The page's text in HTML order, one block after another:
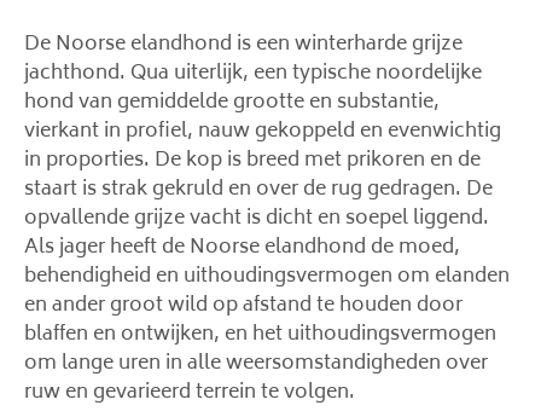
De Noorse elandhond is een winterharde grijze
jachthond. Qua uiterlijk, een typische noordelijke
hond van gemiddelde grootte en substantie,
vierkant in profiel, nauw gekoppeld en evenwichtig
in proporties. De kop is breed met prikoren en de
staart is strak gekruld en over de rug gedragen. De
opvallende grijze vacht is dicht en soepel liggend.
Als jager heeft de Noorse elandhond de moed,
behendigheid en uithoudingsvermogen om elanden
en ander groot wild op afstand te houden door
blaffen en ontwijken, en het uithoudingsvermogen
om lange uren in alle weersomstandigheden over
ruw en gevarieerd terrein te volgen.